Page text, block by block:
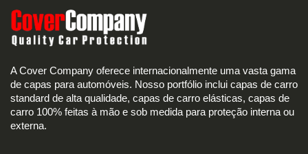
A Cover Company oferece internacionalmente uma vasta gama
de capas para automóveis. Nosso portfólio inclui capas de carro
standard de alta qualidade, capas de carro elásticas, capas de
carro 100% feitas à mão e sob medida para proteção interna ou
externa.